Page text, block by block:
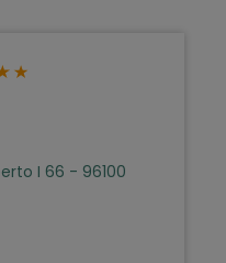
I 66 - 96100